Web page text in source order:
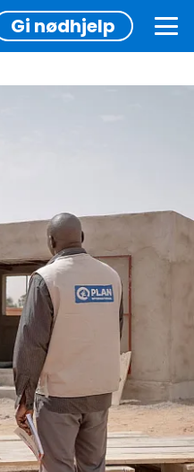
Gi nødhjelp